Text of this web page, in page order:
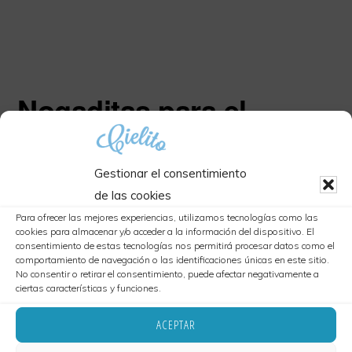
Gestionar el consentimiento
de las cookies
Para ofrecer las mejores experiencias, utilizamos tecnologías como las
cookies para almacenar y/o acceder a la información del dispositivo. El
consentimiento de estas tecnologías nos permitirá procesar datos como el
comportamiento de navegación o las identificaciones únicas en este sitio.
No consentir o retirar el consentimiento, puede afectar negativamente a
ciertas características y funciones.
ACEPTAR
Nogaditas para el
Califato Gourmet 2023
octubre 2, 2023· Deja un comentario
Estimados amigos de cielito, les traemos
nuestro particular homenaje a los chiles en
nogada, (versión Cielito)